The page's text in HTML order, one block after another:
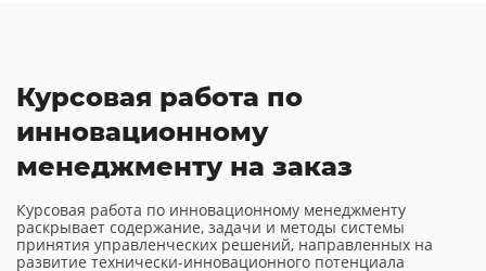
Курсовая работа по
инновационному
менеджменту на заказ
Курсовая работа по инновационному менеджменту
раскрывает содержание, задачи и методы системы
принятия управленческих решений, направленных на
развитие технически-инновационного потенциала